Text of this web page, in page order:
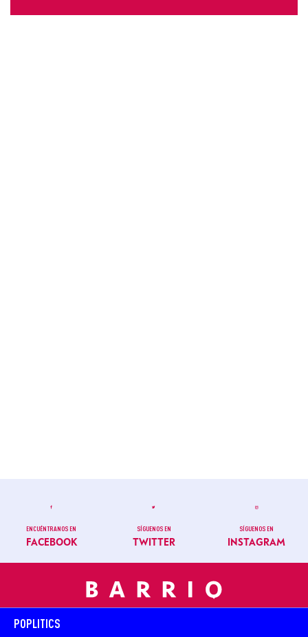
ENCUÉNTRANOS EN
FACEBOOK
SÍGUENOS EN
TWITTER
SÍGUENOS EN
INSTAGRAM
POPLITICS